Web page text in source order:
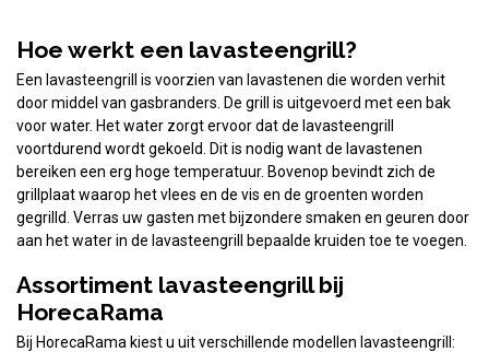
Hoe werkt een lavasteengrill?
Een lavasteengrill is voorzien van lavastenen die worden verhit
door middel van gasbranders. De grill is uitgevoerd met een bak
voor water. Het water zorgt ervoor dat de lavasteengrill
voortdurend wordt gekoeld. Dit is nodig want de lavastenen
bereiken een erg hoge temperatuur. Bovenop bevindt zich de
grillplaat waarop het vlees en de vis en de groenten worden
gegrilld. Verras uw gasten met bijzondere smaken en geuren door
aan het water in de lavasteengrill bepaalde kruiden toe te voegen.
Assortiment lavasteengrill bij
HorecaRama
Bij HorecaRama kiest u uit verschillende modellen lavasteengrill: